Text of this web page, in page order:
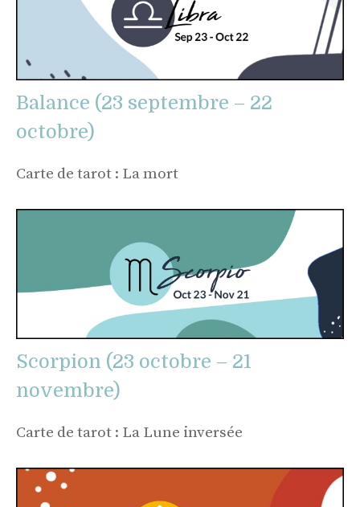
Balance (23 septembre – 22
octobre)
Carte de tarot : La mort
Scorpion (23 octobre – 21
novembre)
Carte de tarot : La Lune inversée